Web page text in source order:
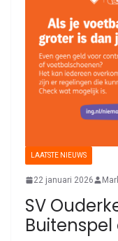
LAATSTE NIEUWS
22 januari 2026
SV